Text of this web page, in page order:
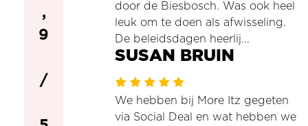
,
9
/
door de Biesbosch. Was ook heel
leuk om te doen als afwisseling.
De beleidsdagen heerlij...
SUSAN BRUIN
We hebben bij More Itz gegeten
via Social Deal en wat hebben we